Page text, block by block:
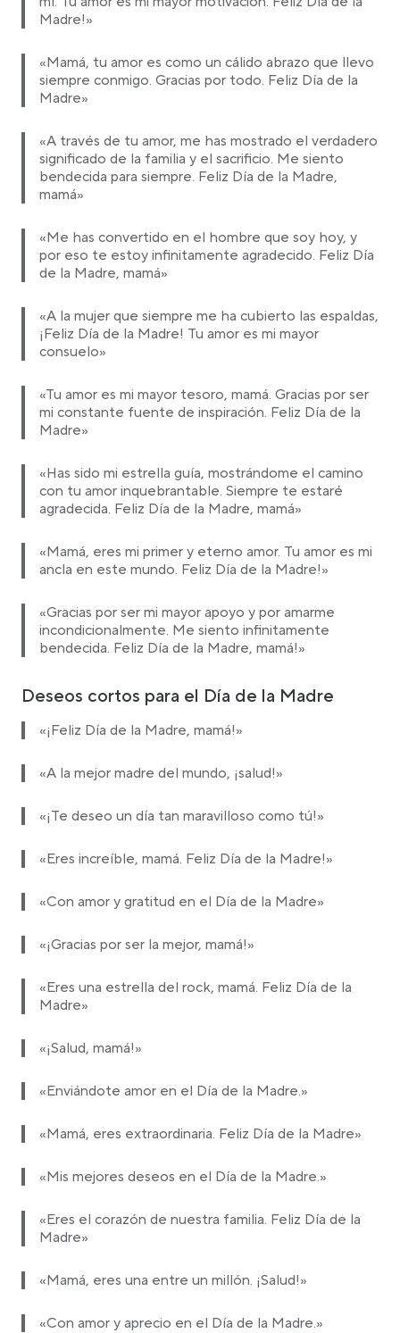
Madre!»
«Mamá, tu amor es como un cálido abrazo que llevo
siempre conmigo. Gracias por todo. Feliz Día de la
Madre»
«A través de tu amor, me has mostrado el verdadero
significado de la familia y el sacrificio. Me siento
bendecida para siempre. Feliz Día de la Madre,
mamá»
«Me has convertido en el hombre que soy hoy, y
por eso te estoy infinitamente agradecido. Feliz Día
de la Madre, mamá»
«A la mujer que siempre me ha cubierto las espaldas,
¡Feliz Día de la Madre! Tu amor es mi mayor
consuelo»
«Tu amor es mi mayor tesoro, mamá. Gracias por ser
mi constante fuente de inspiración. Feliz Día de la
Madre»
«Has sido mi estrella guía, mostrándome el camino
con tu amor inquebrantable. Siempre te estaré
agradecida. Feliz Día de la Madre, mamá»
«Mamá, eres mi primer y eterno amor. Tu amor es mi
ancla en este mundo. Feliz Día de la Madre!»
«Gracias por ser mi mayor apoyo y por amarme
incondicionalmente. Me siento infinitamente
bendecida. Feliz Día de la Madre, mamá!»
Deseos cortos para el Día de la Madre
«¡Feliz Día de la Madre, mamá!»
«A la mejor madre del mundo, ¡salud!»
«¡Te deseo un día tan maravilloso como tú!»
«Eres increíble, mamá. Feliz Día de la Madre!»
«Con amor y gratitud en el Día de la Madre»
«¡Gracias por ser la mejor, mamá!»
«Eres una estrella del rock, mamá. Feliz Día de la
Madre»
«¡Salud, mamá!»
«Enviándote amor en el Día de la Madre.»
«Mamá, eres extraordinaria. Feliz Día de la Madre»
«Mis mejores deseos en el Día de la Madre.»
«Eres el corazón de nuestra familia. Feliz Día de la
Madre»
«Mamá, eres una entre un millón. ¡Salud!»
«Con amor y aprecio en el Día de la Madre.»